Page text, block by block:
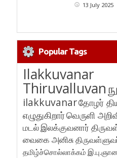
13 July 2025
Popular Tags
Ilakkuvanar
Thiruvalluvan
ilakkuvanarதோழர்
எழுதுகிறார்வெருளி
மடல்இலக்குவனார்
வைகை அனிசு
தமிழ்ச்சொல்லாக்கம்